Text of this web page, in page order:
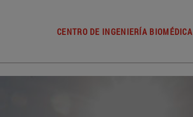
CENTRO DE INGENIERÍA BIOMÉDICA